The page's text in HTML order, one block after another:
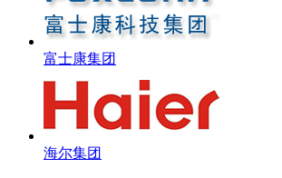
富士康集团
海尔集团